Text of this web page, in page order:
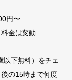
円〜
金は変動
以下無料）をチェ
の15時まで何度